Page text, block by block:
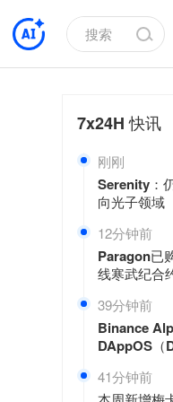
7x24H快讯
刚刚
Serenity：
向光子领域
12分钟前
Paragon已
线寒武纪合
39分钟前
Binance
DAppOS（
41分钟前